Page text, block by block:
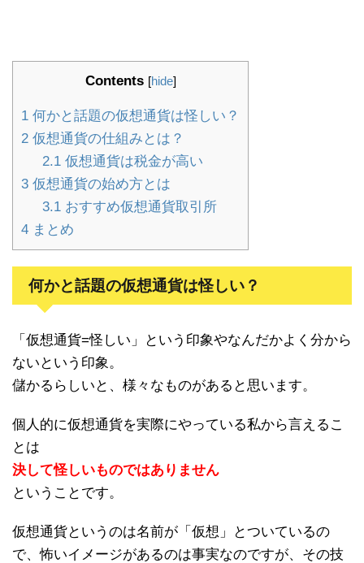
Contents [hide]
1 何かと話題の仮想通貨は怪しい？
2 仮想通貨の仕組みとは？
2.1仮想通貨は税金が高い
3 仮想通貨の始め方とは
3.1おすすめ仮想通貨取引所
4 まとめ
何かと話題の仮想通貨は怪しい？
「仮想通貨=怪しい」という印象やなんだかよく分から
ないという印象。
儲かるらしいと、様々なものがあると思います。
個人的に仮想通貨を実際にやっている私から言えるこ
とは
決して怪しいものではありません
ということです。
仮想通貨というのは名前が「仮想」とついているの
で、怖いイメージがあるのは事実なのですが、その技